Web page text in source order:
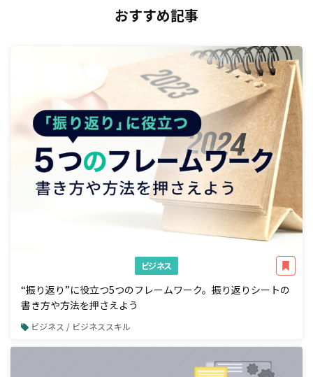
おすすめ記事
ビジネス
“振り返り”に役立つ5つのフレームワーク。振り返りシートの
書き方や方法を押さえよう
ビジネス / ビジネススキル